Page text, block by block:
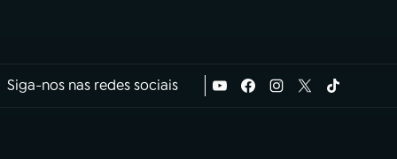
Siga-nos nas redes sociais